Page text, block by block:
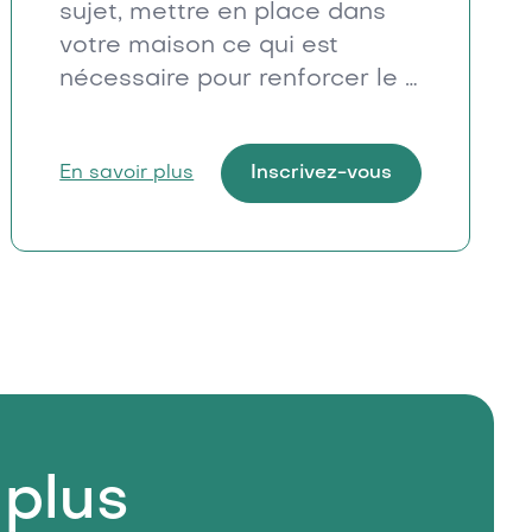
sujet, mettre en place dans
votre maison ce qui est
nécessaire pour renforcer le «
membres du personnel et des
habitant-e-s…
En savoir plus Inscrivez-vous